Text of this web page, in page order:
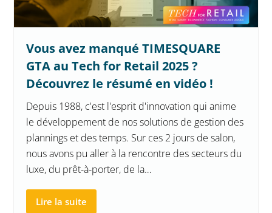
Vous avez manqué TIMESQUARE
GTA au Tech for Retail 2025 ?
Découvrez le résumé en vidéo !
Depuis 1988, c'est l'esprit d'innovation qui anime
le développement de nos solutions de gestion des
plannings et des temps. Sur ces 2 jours de salon,
nous avons pu aller à la rencontre des secteurs du
luxe, du prêt-à-porter, de la…
Lire la suite